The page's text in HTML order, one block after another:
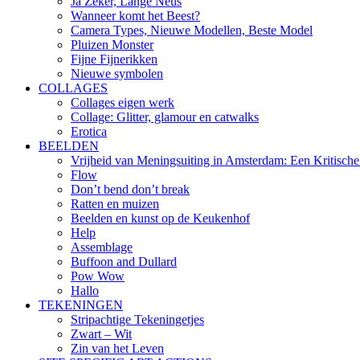
Wanneer komt het Beest?
Camera Types, Nieuwe Modellen, Beste Model
Pluizen Monster
Fijne Fijnerikken
Nieuwe symbolen
COLLAGES
Collages eigen werk
Collage: Glitter, glamour en catwalks
Erotica
BEELDEN
Vrijheid van Meningsuiting in Amsterdam: Een
Flow
Don’t bend don’t break
Ratten en muizen
Beelden en kunst op de Keukenhof
Help
Assemblage
Buffoon and Dullard
Pow Wow
Hallo
TEKENINGEN
Stripachtige Tekeningetjes
Zwart – Wit
Zin van het Leven